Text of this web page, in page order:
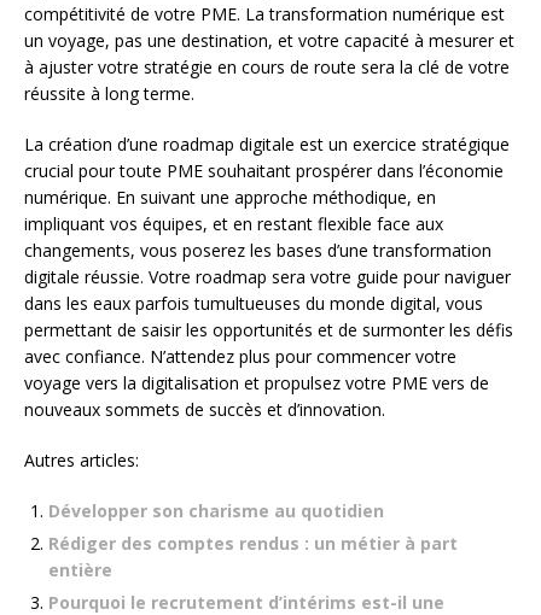
compétitivité de votre PME. La transformation numérique est
un voyage, pas une destination, et votre capacité à mesurer et
à ajuster votre stratégie en cours de route sera la clé de votre
réussite à long terme.
La création d’une roadmap digitale est un exercice stratégique
crucial pour toute PME souhaitant prospérer dans l’économie
numérique. En suivant une approche méthodique, en
impliquant vos équipes, et en restant flexible face aux
changements, vous poserez les bases d’une transformation
digitale réussie. Votre roadmap sera votre guide pour naviguer
dans les eaux parfois tumultueuses du monde digital, vous
permettant de saisir les opportunités et de surmonter les défis
avec confiance. N’attendez plus pour commencer votre
voyage vers la digitalisation et propulsez votre PME vers de
nouveaux sommets de succès et d’innovation.
Autres articles:
Développer son charisme au quotidien
Rédiger des comptes rendus : un métier à part
entière
Pourquoi le recrutement d’intérims est-il une